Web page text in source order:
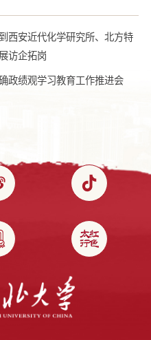
西安近代化学研究所、北方特
访企拓岗
政绩观学习教育工作推进会